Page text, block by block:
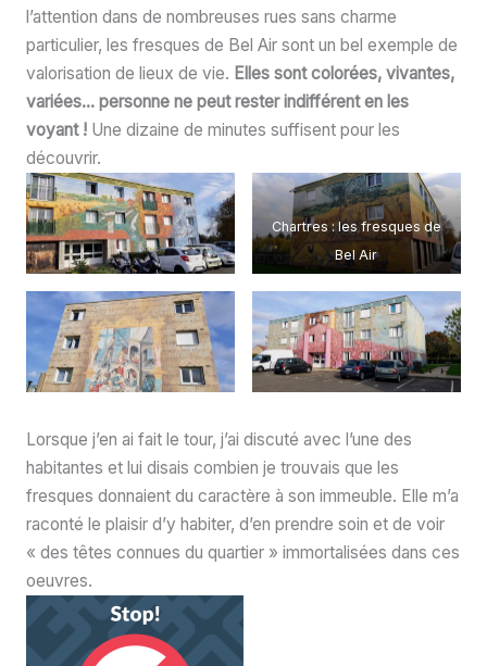
l’attention dans de nombreuses rues sans charme
particulier, les fresques de Bel Air sont un bel exemple de
valorisation de lieux de vie. Elles sont colorées, vivantes,
variées… personne ne peut rester indifférent en les
voyant ! Une dizaine de minutes suffisent pour les
découvrir.
Chartres : les fresques de
Bel Air
Lorsque j’en ai fait le tour, j’ai discuté avec l’une des
habitantes et lui disais combien je trouvais que les
fresques donnaient du caractère à son immeuble. Elle m’a
raconté le plaisir d’y habiter, d’en prendre soin et de voir
« des têtes connues du quartier » immortalisées dans ces
oeuvres.